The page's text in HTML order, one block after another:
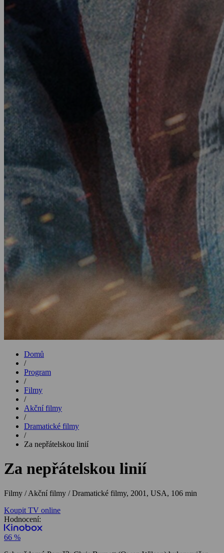
Domů
/
Program
/
Filmy
/
Akční filmy
/
Dramatické filmy
/
Za nepřátelskou linií
Za nepřátelskou linií
Filmy / Akční filmy / Dramatické filmy, 2001, USA, 106 min
Koupit TV online
Hodnocení:
66 %